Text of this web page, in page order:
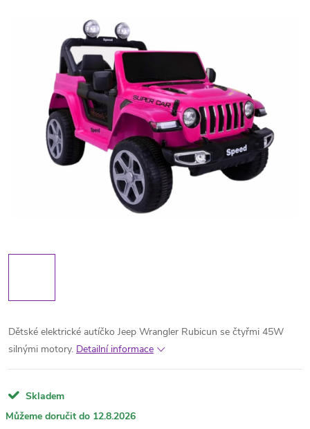
Dětské elektrické autíčko Jeep Wrangler Rubicun se čtyřmi 45W
silnými motory. Detailní informace
Skladem
12.8.2026